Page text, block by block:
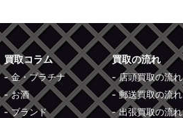
買取コラム
金・プラチナ
お酒
ブランド
買取の流れ
店頭買取の流れ
郵送買取の流れ
出張買取の流れ